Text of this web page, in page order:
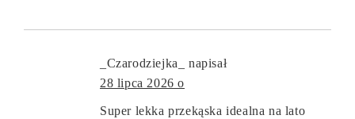
_Czarodziejka_
napisał
28 lipca 2026 o
Super lekka przekąska idealna na lato